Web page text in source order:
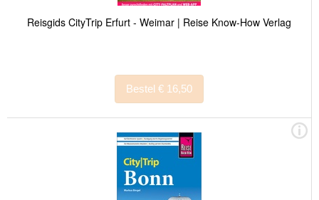
Reisgids CityTrip Erfurt - Weimar | Reise Know-How Verlag
Bestel € 16,50